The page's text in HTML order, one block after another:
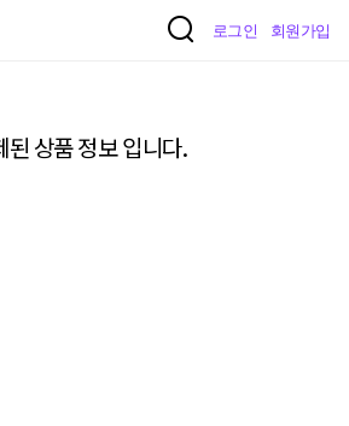
로그인 회원가입
된 상품 정보 입니다.